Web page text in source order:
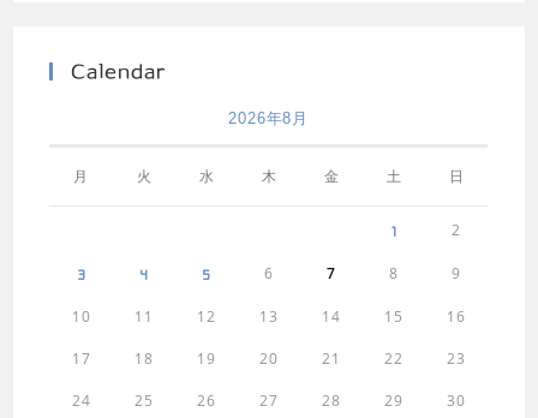
Calendar
2026年8月
月 火 水 木 金 土 日
1 2
3 4 5 6 7 8 9
10 11 12 13 14 15 16
17 18 19 20 21 22 23
24 25 26 27 28 29 30